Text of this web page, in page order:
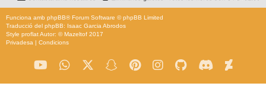
Funciona amb phpBB® Forum Software © phpBB Limited
Traducció del phpBB: Isaac Garcia Abrodos
Style proflatAutor: ©Mazeltof 2017
Privadesa | Condicions